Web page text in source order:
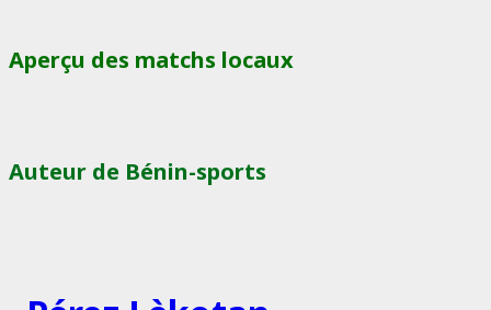
Aperçu des matchs locaux
Auteur de Bénin-sports